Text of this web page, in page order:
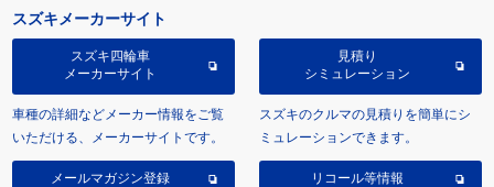
スズキメーカーサイト
スズキ四輪車
メーカーサイト
車種の詳細などメーカー情報をご覧
いただける、メーカーサイトです。
見積り
シミュレーション
スズキのクルマの見積りを簡単にシ
ミュレーションできます。
メールマガジン登録 リコール等情報